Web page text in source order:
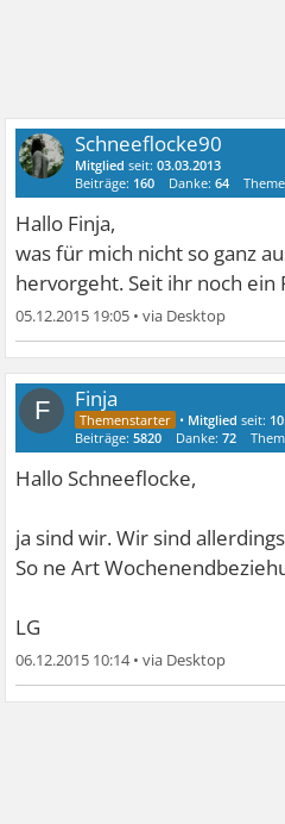
Schneeflocke90
Mitglied seit:03.03.2013
Beiträge: 160 Danke:64
Hallo Finja,
was für mich nicht so ganz
hervorgeht. Seit ihr noch ein
05.12.2015 19:05 •
F Finja
• Mitglied seit:
Beiträge:5820 Danke:72
Hallo Schneeflocke,
ja sind wir. Wir sind
So ne Art
LG
06.12.2015 10:14•